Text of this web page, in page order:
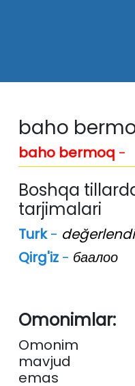
baho
baho bermoq -
Boshqa
tarjimalari
Turk-
Qirg'iz - баалоо
Omonimlar:
Omonim
mavjud
emas